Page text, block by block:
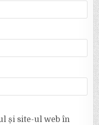
și site-ul web în